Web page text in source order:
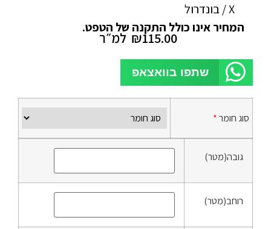
X / בונדרול
המחיר אינו כולל התקנה של הטפט.
₪115.00 למ״ר
שתפו בוואצאפ
סוג חומר*
גובה(מטר)
רוחב(מטר)